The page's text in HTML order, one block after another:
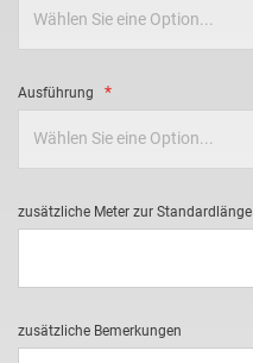
Ausführung
zusätzliche Meter zur Standardlänge
zusätzliche Bemerkungen